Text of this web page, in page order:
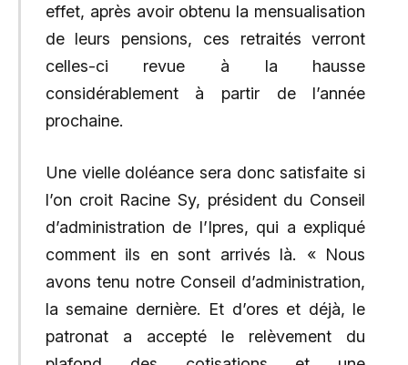
effet, après avoir obtenu la mensualisation
de leurs pensions, ces retraités verront
celles-ci revue à la hausse
considérablement à partir de l’année
prochaine.
Une vielle doléance sera donc satisfaite si
l’on croit Racine Sy, président du Conseil
d’administration de l’Ipres, qui a expliqué
comment ils en sont arrivés là. « Nous
avons tenu notre Conseil d’administration,
la semaine dernière. Et d’ores et déjà, le
patronat a accepté le relèvement du